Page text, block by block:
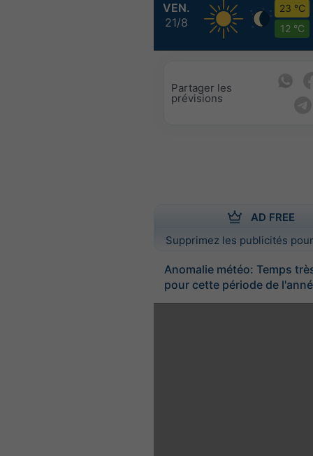
VEN.
21/8
23 °C
12 °C
Partager les
prévisions
AD FREE
Supprimez les publicités
Anomalie météo: Temps
pour cette période de